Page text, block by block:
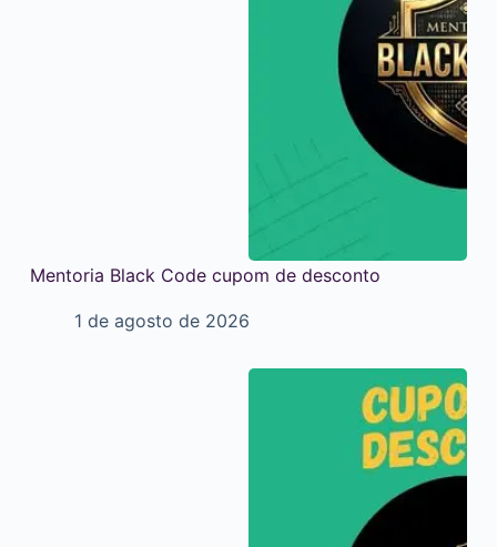
Mentoria Black Code cupom de desconto
1 de agosto de 2026